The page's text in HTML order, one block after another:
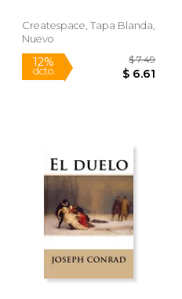
Createspace, Tapa Blanda,
Nuevo